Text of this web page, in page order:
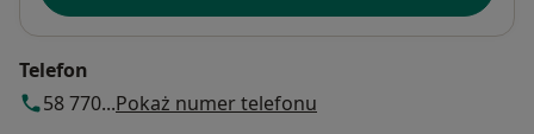
Telefon
58 770...Pokaż numer telefonu